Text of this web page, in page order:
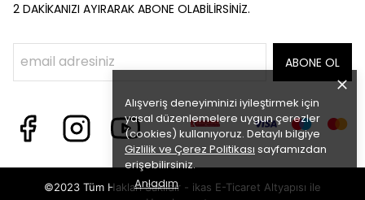
Alışveriş deneyiminizi iyileştirmek için
yasal düzenlemelere uygun çerezler
(cookies) kullanıyoruz. Detaylı bilgiye
Gizlilik ve Çerez Politikası sayfamızdan
erişebilirsiniz.
Anladım
2 DAKİKANIZI AYIRARAK ABONE OLABİLİRSİNİZ.
ABONE OL
©2023 Tüm Hakları Saklıdır - ikas E-Ticaret Altyapısı ile